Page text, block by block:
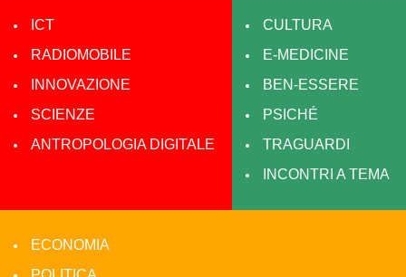
ICT
RADIOMOBILE
INNOVAZIONE
SCIENZE
ANTROPOLOGIA DIGITALE
CULTURA
E-MEDICINE
BEN-ESSERE
PSICHÉ
TRAGUARDI
INCONTRI A TEMA
ECONOMIA